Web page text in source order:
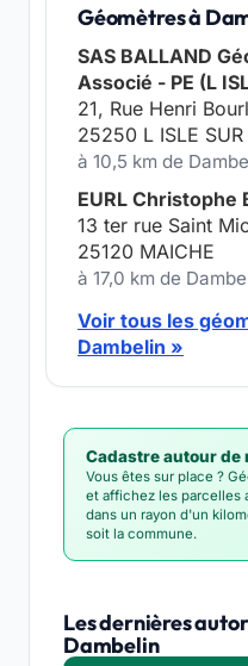
Géomètres à
SAS BALLAND
Associé - PE (L
21, Rue Henri
25250 L ISLE SUR
à 10,5 km de
EURL Christophe
13 ter rue Saint
25120 MAICHE
à 17,0 km de
Voir tous les
Dambelin »
Cadastre autour de
Vous êtes sur place ?
et affichez les parcelles
dans un rayon d'un
soit la commune.
Les dernières
Dambelin